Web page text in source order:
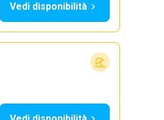
Vedi disponibilità